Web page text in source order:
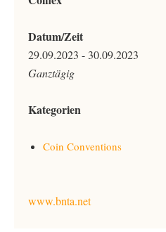
Datum/Zeit
29.09.2023 - 30.09.2023
Ganztägig
Kategorien
Coin Conventions
www.bnta.net